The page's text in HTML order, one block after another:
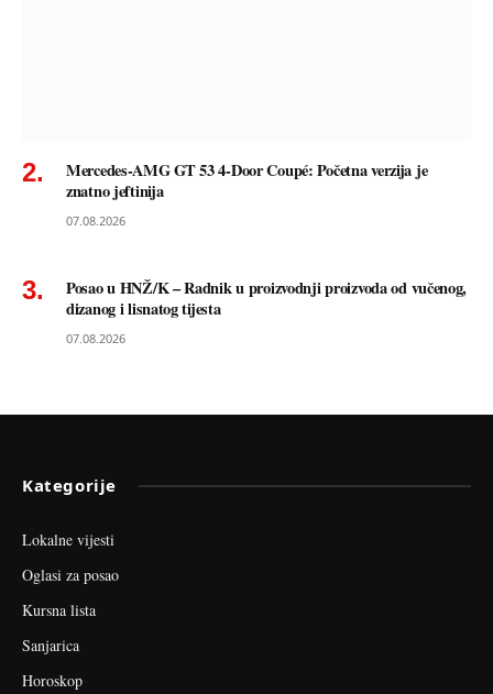
Mercedes-AMG GT 53 4-Door Coupé: Početna verzija je
znatno jeftinija
07.08.2026
Posao u HNŽ/K – Radnik u proizvodnji proizvoda od vučenog,
dizanog i lisnatog tijesta
07.08.2026
Kategorije
Lokalne vijesti
Oglasi za posao
Kursna lista
Sanjarica
Horoskop